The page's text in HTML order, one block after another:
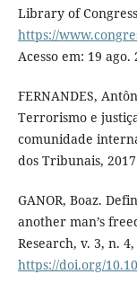
Library of
https://
Acesso em: 19 ago.
FERNANDES,
Terrorismo e
comunidade
dos Tribunais,
GANOR, Boaz.
another man’s
Research, v. 3, n.
https://doi.org/